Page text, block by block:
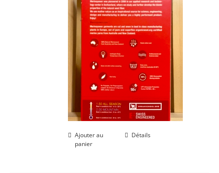
Ajouter au
panier
Détails